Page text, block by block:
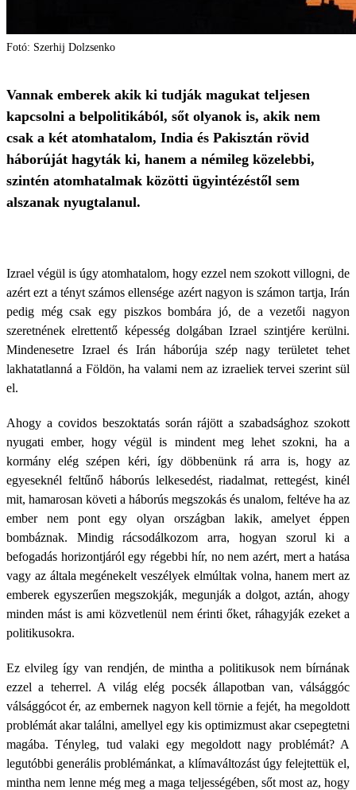
Fotó: Szerhij Dolzsenko
Vannak emberek akik ki tudják magukat teljesen
kapcsolni a belpolitikából, sőt olyanok is, akik nem
csak a két atomhatalom, India és Pakisztán rövid
háborúját hagyták ki, hanem a némileg közelebbi,
szintén atomhatalmak közötti ügyintézéstől sem
alszanak nyugtalanul.
Izrael végül is úgy atomhatalom, hogy ezzel nem szokott villogni, de
azért ezt a tényt számos ellensége azért nagyon is számon tartja, Irán
pedig még csak egy piszkos bombára jó, de a vezetői nagyon
szeretnének elrettentő képesség dolgában Izrael szintjére kerülni.
Mindenesetre Izrael és Irán háborúja szép nagy területet tehet
lakhatatlanná a Földön, ha valami nem az izraeliek tervei szerint sül
el.
Ahogy a covidos beszoktatás során rájött a szabadsághoz szokott
nyugati ember, hogy végül is mindent meg lehet szokni, ha a
kormány elég szépen kéri, így döbbenünk rá arra is, hogy az
egyeseknél feltűnő háborús lelkesedést, riadalmat, rettegést, kinél
mit, hamarosan követi a háborús megszokás és unalom, feltéve ha az
ember nem pont egy olyan országban lakik, amelyet éppen
bombáznak. Mindig rácsodálkozom arra, hogyan szorul ki a
befogadás horizontjáról egy régebbi hír, no nem azért, mert a hatása
vagy az általa megénekelt veszélyek elmúltak volna, hanem mert az
emberek egyszerűen megszokják, megunják a dolgot, aztán, ahogy
minden mást is ami közvetlenül nem érinti őket, ráhagyják ezeket a
politikusokra.
Ez elvileg így van rendjén, de mintha a politikusok nem bírnának
ezzel a teherrel. A világ elég pocsék állapotban van, válsággóc
válsággócot ér, az embernek nagyon kell törnie a fejét, ha megoldott
problémát akar találni, amellyel egy kis optimizmust akar csepegtetni
magába. Tényleg, tud valaki egy megoldott nagy problémát? A
legutóbbi generális problémánkat, a klímaváltozást úgy felejtettük el,
mintha nem lenne még meg a maga teljességében, sőt most az, hogy